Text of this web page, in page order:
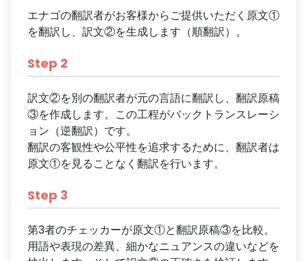
エナゴの翻訳者がお客様からご提供いただく原文①
を翻訳し、訳文②を生成します（順翻訳）。
Step 2
訳文②を別の翻訳者が元の言語に翻訳し、翻訳原稿
③を作成します。この工程がバックトランスレーシ
ョン（逆翻訳）です。
翻訳の客観性や公平性を追求するために、翻訳者は
原文①を見ることなく翻訳を行います。
Step 3
第3者のチェッカーが原文①と翻訳原稿③を比較。
用語や表現の差異、細かなニュアンスの違いなどを